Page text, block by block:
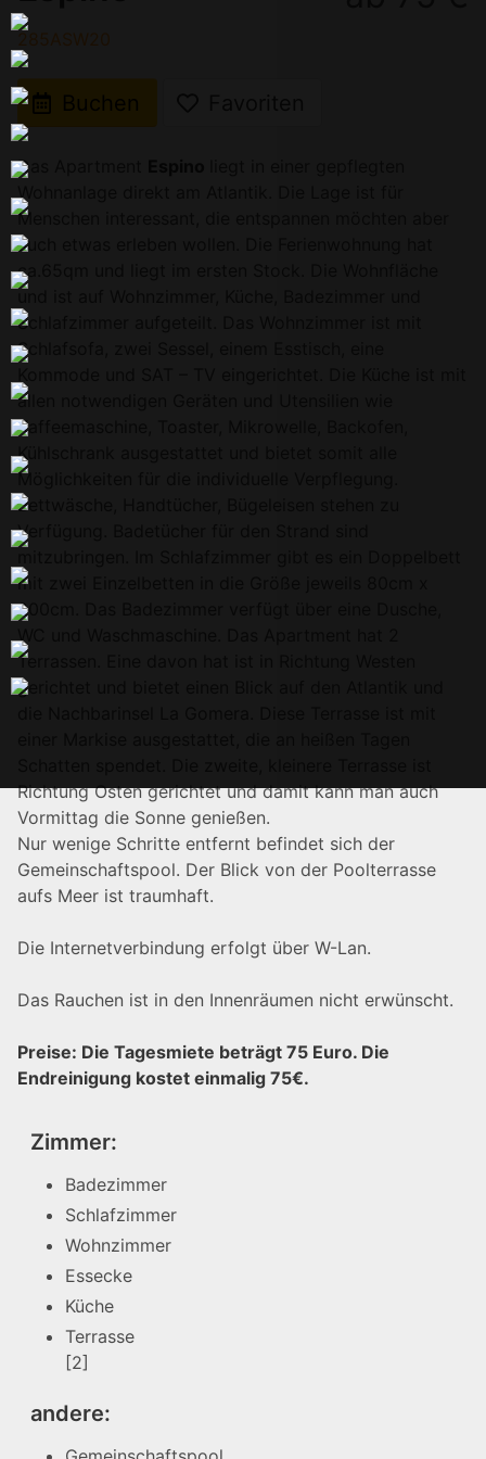
Buchen
Das Apartment
Wohnanlage direkt am Atlantik. Die Lage ist für
Menschen interessant, die entspannen möchten aber
auch etwas erleben wollen. Die Ferienwohnung hat
ca.65qm und liegt im ersten Stock. Die Wohnfläche
Schlafzimmer aufgeteilt. Das Wohnzimmer ist mit
Schlafsofa, zwei Sessel, einem Esstisch, eine
allen notwendigen Geräten und Utensilien wie
Kaffeemaschine, Toaster, Mikrowelle, Backofen,
Kühlschrank ausgestattet und bietet somit alle
Möglichkeiten für die individuelle Verpflegung.
Bettwäsche, Handtücher, Bügeleisen stehen zu
Verfügung. Badetücher für den Strand sind
mit zwei Einzelbetten in die Größe jeweils 80cm x
200cm. Das Badezimmer verfügt über eine Dusche,
WC und Waschmaschine. Das Apartment hat 2
Terrassen. Eine davon hat ist in Richtung Westen
gerichtet und bietet einen Blick auf den Atlantik und
Richtung Osten gerichtet und damit kann man auch
Vormittag die Sonne genießen.
Nur wenige Schritte entfernt befindet sich der
Gemeinschaftspool. Der Blick von der Poolterrasse
aufs Meer ist traumhaft.
Die Internetverbindung erfolgt über W-Lan.
Das Rauchen ist in den Innenräumen nicht erwünscht.
Preise: Die Tagesmiete beträgt 75 Euro. Die
Endreinigung kostet einmalig 75€.
Zimmer:
Badezimmer
Schlafzimmer
Wohnzimmer
Essecke
Küche
Terrasse
[2]
andere: